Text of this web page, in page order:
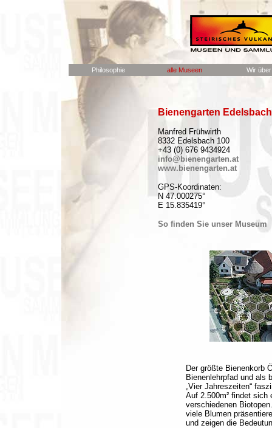
Philosophie alle Museen Wir
Bienengarten Edelsbach
Manfred Frühwirth
8332 Edelsbach 100
+43 (0) 676 9434924
info@bienengarten.at
www.bienengarten.at
GPS-Koordinaten:
N 47.000275°
E 15.835419°
So finden Sie unser Museum
Der größte Bienenkorb
Bienenlehrpfad und als
„Vier Jahreszeiten“
Auf 2.500m² findet sich
verschiedenen
viele Blumen
und zeigen die